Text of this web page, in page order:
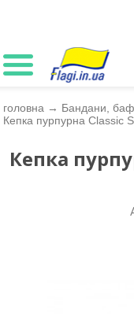
головна → Бандани,
Кепка пурпурна Classic
Кепка